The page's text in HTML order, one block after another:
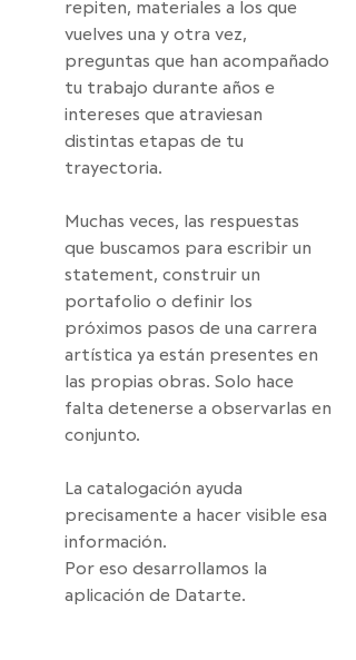
repiten, materiales a los que
vuelves una y otra vez,
preguntas que han acompañado
tu trabajo durante años e
intereses que atraviesan
distintas etapas de tu
trayectoria.
Muchas veces, las respuestas
que buscamos para escribir un
statement, construir un
portafolio o definir los
próximos pasos de una carrera
artística ya están presentes en
las propias obras. Solo hace
falta detenerse a observarlas en
conjunto.
La catalogación ayuda
precisamente a hacer visible esa
información.
Por eso desarrollamos la
aplicación de Datarte.